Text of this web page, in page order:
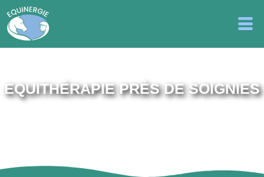
EQUITHÉRAPIE PRÈS DE SOIGNIES